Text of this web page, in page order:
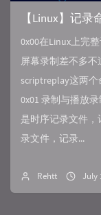
【Linux】记录
0x00在Linux上完
屏幕录制差不多
scriptreplay这两个
0x01 录制与播放
是时序记录文件
录文件，记录...
Rehtt July